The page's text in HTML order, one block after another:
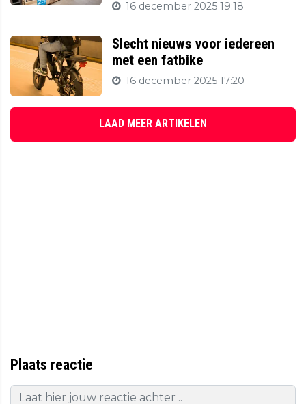
16 december 2025 19:18
Slecht nieuws voor iedereen
met een fatbike
16 december 2025 17:20
LAAD MEER ARTIKELEN
Plaats reactie